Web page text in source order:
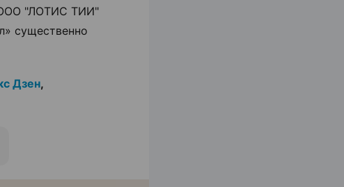
"ЛОТИС ТИИ"
существенно
Дзен,